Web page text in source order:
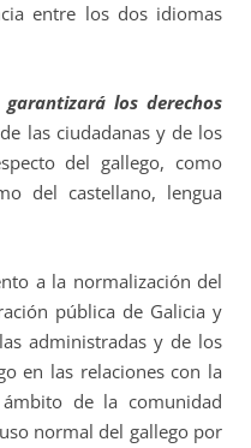
entre los dos idiomas
garantizará los derechos
de las ciudadanas y de los
del gallego, como
del castellano, lengua
la normalización del
pública de Galicia y
administradas y de los
en las relaciones con la
de la comunidad
normal del gallego por